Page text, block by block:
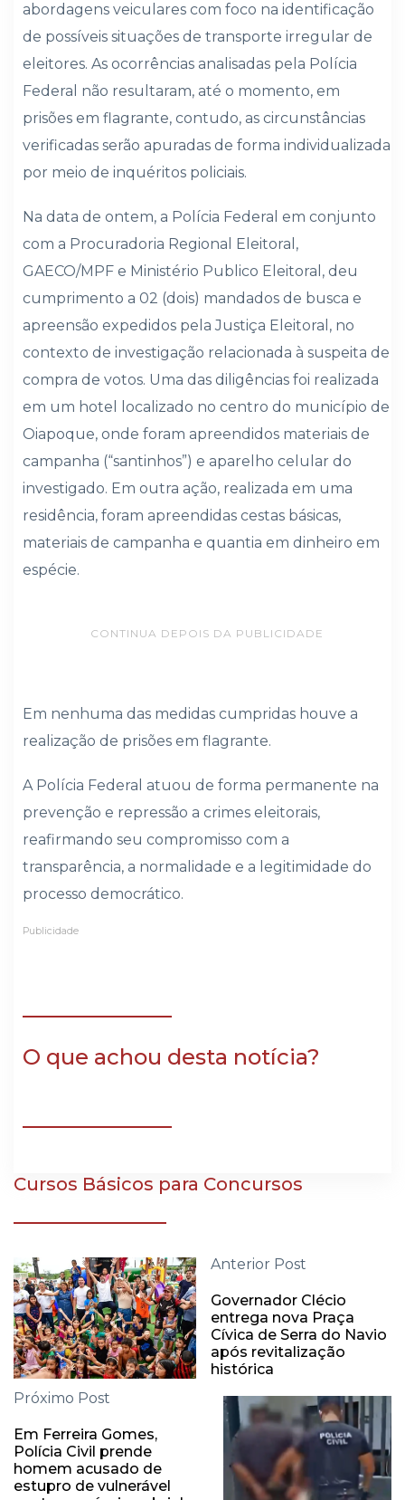
abordagens veiculares com foco na identificação
de possíveis situações de transporte irregular de
eleitores. As ocorrências analisadas pela Polícia
Federal não resultaram, até o momento, em
prisões em flagrante, contudo, as circunstâncias
verificadas serão apuradas de forma individualizada
por meio de inquéritos policiais.
Na data de ontem, a Polícia Federal em conjunto
com a Procuradoria Regional Eleitoral,
GAECO/MPF e Ministério Publico Eleitoral, deu
cumprimento a 02 (dois) mandados de busca e
apreensão expedidos pela Justiça Eleitoral, no
contexto de investigação relacionada à suspeita de
compra de votos. Uma das diligências foi realizada
em um hotel localizado no centro do município de
Oiapoque, onde foram apreendidos materiais de
campanha (“santinhos”) e aparelho celular do
investigado. Em outra ação, realizada em uma
residência, foram apreendidas cestas básicas,
materiais de campanha e quantia em dinheiro em
espécie.
CONTINUA DEPOIS DA PUBLICIDADE
Em nenhuma das medidas cumpridas houve a
realização de prisões em flagrante.
A Polícia Federal atuou de forma permanente na
prevenção e repressão a crimes eleitorais,
reafirmando seu compromisso com a
transparência, a normalidade e a legitimidade do
processo democrático.
Publicidade
O que achou desta notícia?
Cursos Básicos para Concursos
Anterior Post
Governador Clécio
entrega nova Praça
Cívica de Serra do Navio
após revitalização
histórica
Próximo Post
Em Ferreira Gomes,
Polícia Civil prende
homem acusado de
estupro de vulnerável